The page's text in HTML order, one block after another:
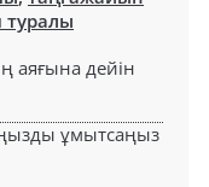
туралы
аяғына дейін
ұмытсаңыз